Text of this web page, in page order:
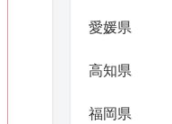
愛媛県
高知県
福岡県